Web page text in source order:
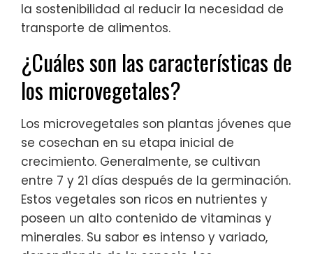
la sostenibilidad al reducir la necesidad de
transporte de alimentos.
¿Cuáles son las características de
los microvegetales?
Los microvegetales son plantas jóvenes que
se cosechan en su etapa inicial de
crecimiento. Generalmente, se cultivan
entre 7 y 21 días después de la germinación.
Estos vegetales son ricos en nutrientes y
poseen un alto contenido de vitaminas y
minerales. Su sabor es intenso y variado,